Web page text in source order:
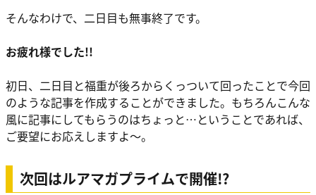
そんなわけで、二日目も無事終了です。
お疲れ様でした!!
初日、二日目と福重が後ろからくっついて回ったことで今回
のような記事を作成することができました。もちろんこんな
風に記事にしてもらうのはちょっと…ということであれば、
ご要望にお応えしますよ～。
次回はルアマガプライムで開催!?